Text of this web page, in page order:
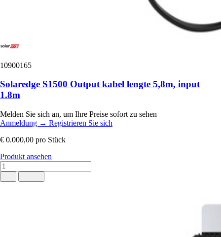
10900165
Solaredge S1500 Output kabel lengte 5,8m, input
1.8m
Melden Sie sich an, um Ihre Preise sofort zu sehen
Anmeldung → Registrieren Sie sich
€ 0.000,00 pro Stück
Produkt ansehen